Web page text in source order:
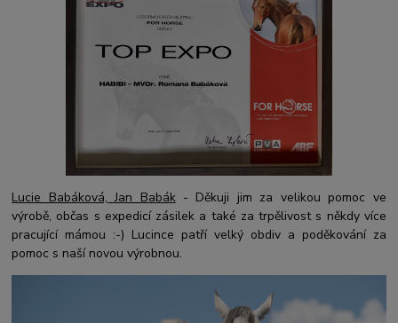
Lucie Babáková, Jan Babák- Děkuji jim za velikou pomoc ve
výrobě, občas s expedicí zásilek a také za trpělivost s někdy více
pracující mámou :-) Lucince patří velký obdiv a poděkování za
pomoc s naší novou výrobnou.